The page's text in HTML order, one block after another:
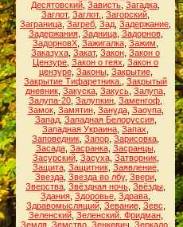
Десятовский Зависть Загадка
Заглот, Заглот. Загорский
Заграница Загреб Зад Задержание
Задержания, Задница, Задорнов,
ЗадорновХ Зажигалка Зажим
Заказуха Закат, Закон Закон о
Цензуре Закон о геях Закон о
цензуре, Законы, Закрытие,
Закрытие Тифаретника.
Закрытый
дневник Закуска Закусь Залупа
Залупа-20 Залупкин Заменгоф
Замок, Замятин, Зануда, Заоупа,
Запад, Западная Белоруссия,
Западная Украина Запах
Заповедник Запор Зарисовка
Засада, Засранка, Засранцы,
Засурский, Засуха, Затворник,
Защита, Защитник, Заявление,
Звезда, Звезда во лбу, Звери,
Зверства Звёздная ночь Звёзды
Здания Здоровье Здрава
Здравомыслящий, Зевание, Зевс
Зеленский, Зеленский. Фридман,
Земля Земство Зенкевич Зеркало